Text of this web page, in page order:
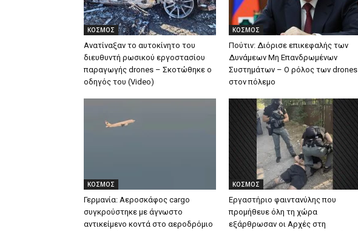
ΚΟΣΜΟΣ
Ανατίναξαν το αυτοκίνητο του
διευθυντή ρωσικού εργοστασίου
παραγωγής drones – Σκοτώθηκε ο
οδηγός του (Video)
ΚΟΣΜΟΣ
Πούτιν: Διόρισε επικεφαλής των
Δυνάμεων Μη Επανδρωμένων
Συστημάτων – Ο ρόλος των drones
στον πόλεμο
ΚΟΣΜΟΣ
Γερμανία: Αεροσκάφος cargo
συγκρούστηκε με άγνωστο
αντικείμενο κοντά στο αεροδρόμιο
ΚΟΣΜΟΣ
Εργαστήριο φαιντανύλης που
προμήθευε όλη τη χώρα
εξάρθρωσαν οι Αρχές στη